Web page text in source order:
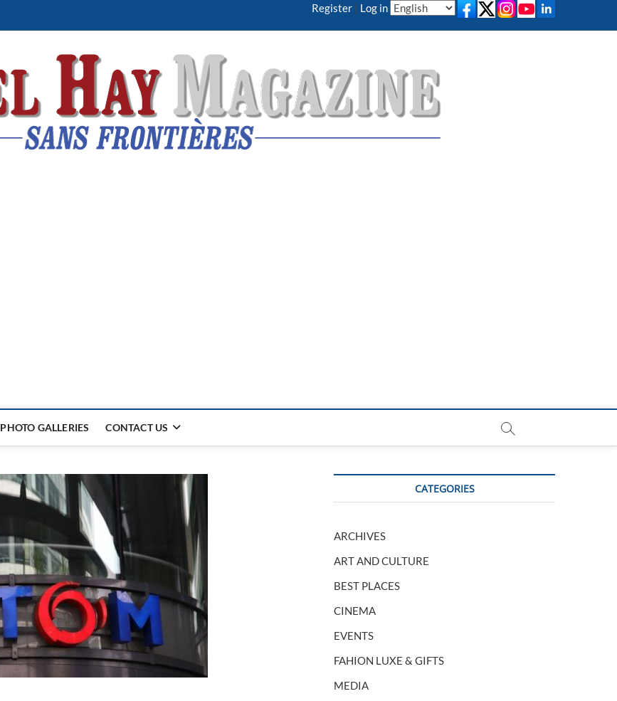
Register | Log in
PHOTO GALLERIES CONTACT US
CATEGORIES
ARCHIVES
ART AND CULTURE
BEST PLACES
CINEMA
EVENTS
FAHION LUXE & GIFTS
MEDIA